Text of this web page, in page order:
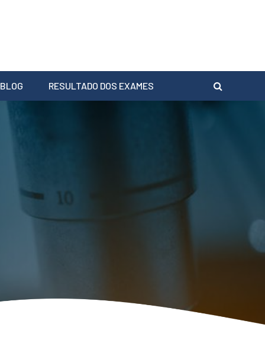
BLOG RESULTADO DOS EXAMES